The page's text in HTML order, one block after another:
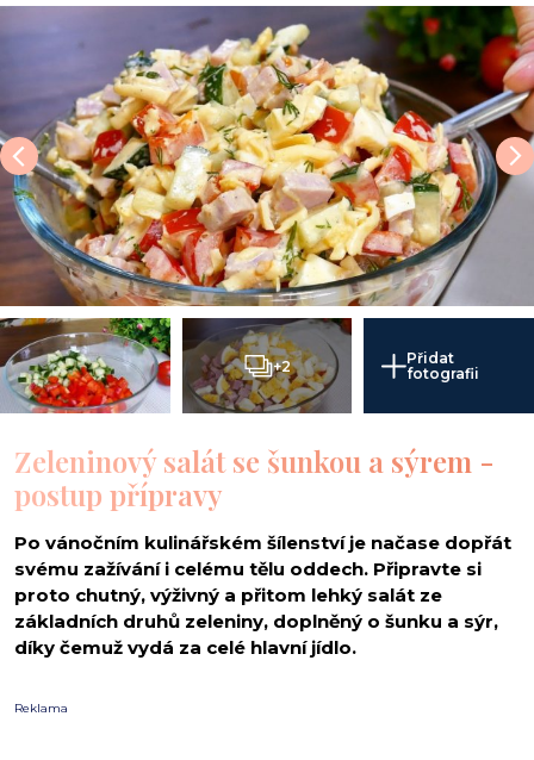
+2
Přidat
fotografii
Zeleninový salát se šunkou a sýrem -
postup přípravy
Po vánočním kulinářském šílenství je načase dopřát
svému zažívání i celému tělu oddech. Připravte si
proto chutný, výživný a přitom lehký salát ze
základních druhů zeleniny, doplněný o šunku a sýr,
díky čemuž vydá za celé hlavní jídlo.
Reklama